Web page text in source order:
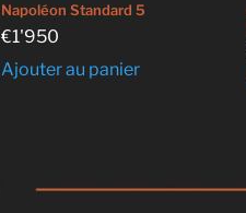
Napoléon Standard 5
€1'950
Ajouter au panier